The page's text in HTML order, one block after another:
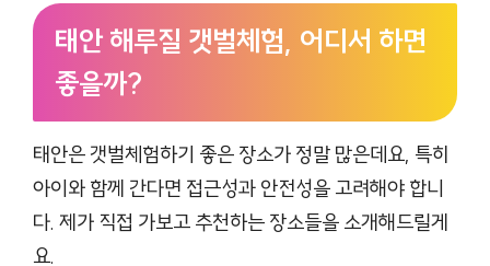
태안 해루질 갯벌체험, 어디서 하면
좋을까?
태안은 갯벌체험하기 좋은 장소가 정말 많은데요, 특히
아이와 함께 간다면 접근성과 안전성을 고려해야 합니
다. 제가 직접 가보고 추천하는 장소들을 소개해드릴게
요.